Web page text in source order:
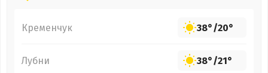
Кременчук 38°/20°
Лубни 38°/21°